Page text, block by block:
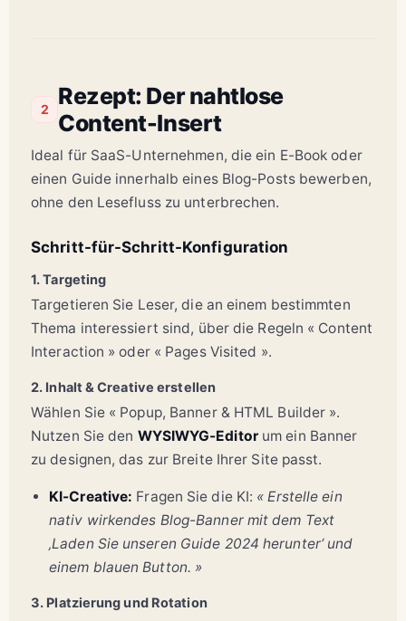
2
Rezept: Der nahtlose
Content-Insert
Ideal für SaaS-Unternehmen, die ein E-Book oder
einen Guide innerhalb eines Blog-Posts bewerben,
ohne den Lesefluss zu unterbrechen.
Schritt-für-Schritt-Konfiguration
1. Targeting
Targetieren Sie Leser, die an einem bestimmten
Thema interessiert sind, über die Regeln « Content
Interaction » oder « Pages Visited ».
2. Inhalt & Creative erstellen
Wählen Sie « Popup, Banner & HTML Builder ».
Nutzen Sie den WYSIWYG-Editorum ein Banner
zu designen, das zur Breite Ihrer Site passt.
KI-Creative: Fragen Sie die KI: « Erstelle ein
nativ wirkendes Blog-Banner mit dem Text
‚Laden Sie unseren Guide 2024 herunter‘ und
einem blauen Button. »
3. Platzierung und Rotation